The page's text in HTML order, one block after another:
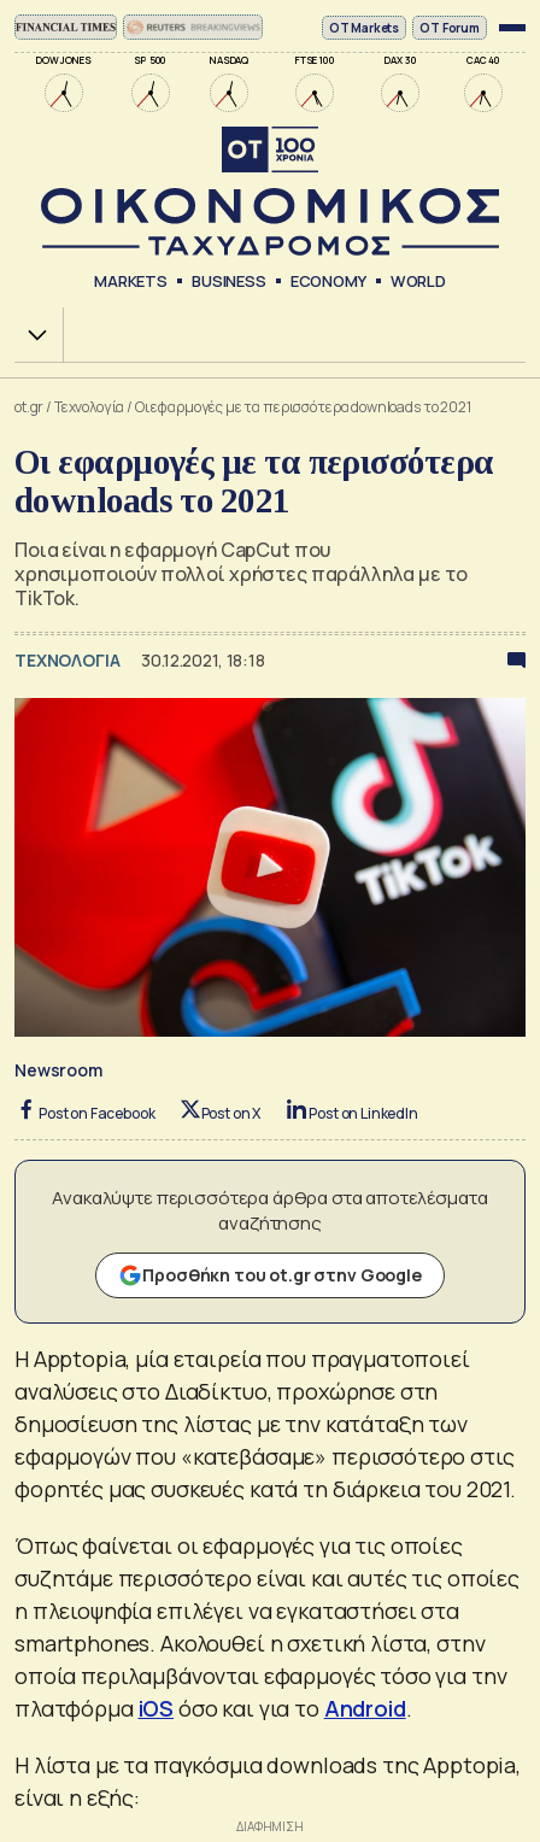
DOW JONES SP 500 NASDAQ FTSE 100 DAX 30 CAC 40
ΟΤ Markets OT Forum
MARKETS BUSINESS ECONOMY WORLD
Χ.Α.
ot.gr/Τεχνολογία /Οι εφαρμογές με τα περισσότερα downloads το 2021
Οι εφαρμογές με τα περισσότερα
downloads το 2021
Ποια είναι η εφαρμογή CapCut που
χρησιμοποιούν πολλοί χρήστες παράλληλα με το
TikTok.
ΤΕΧΝΟΛΟΓΙΑ 30.12.2021, 18:18
Newsroom
Post on Facebook Post on X Post on LinkedIn
Ανακαλύψτε περισσότερα άρθρα στα αποτελέσματα
αναζήτησης
Προσθήκη του ot.gr στην Google
Η Apptopia, μία εταιρεία που πραγματοποιεί
αναλύσεις στο Διαδίκτυο, προχώρησε στη
δημοσίευση της λίστας με την κατάταξη των
εφαρμογών που «κατεβάσαμε» περισσότερο στις
φορητές μας συσκευές κατά τη διάρκεια του 2021.
Όπως φαίνεται οι εφαρμογές για τις οποίες
συζητάμε περισσότερο είναι και αυτές τις οποίες
η πλειοψηφία επιλέγει να εγκαταστήσει στα
smartphones. Ακολουθεί η σχετική λίστα, στην
οποία περιλαμβάνονται εφαρμογές τόσο για την
πλατφόρμα iOS όσο και για το Android.
Η λίστα με τα παγκόσμια downloads της Apptopia,
είναι η εξής: